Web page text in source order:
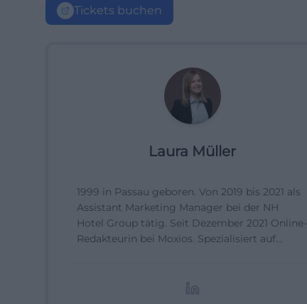
Tickets buchen
Laura Müller
1999 in Passau geboren. Von 2019 bis 2021 als
Assistant Marketing Manager bei der NH
Hotel Group tätig. Seit Dezember 2021 Online-
Redakteurin bei Moxios. Spezialisiert auf